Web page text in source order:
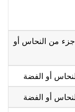
9 أجزاء من الذهب والباقي 15 جزء من النحاس أو